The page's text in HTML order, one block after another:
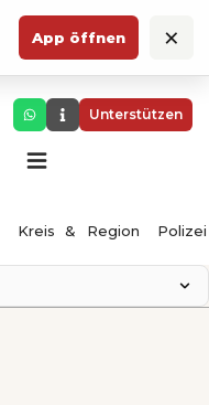
App öffnen ×
Unterstützen
Kreis & Region Polizei